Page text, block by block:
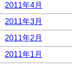
2011年4月
2011年3月
2011年2月
2011年1月